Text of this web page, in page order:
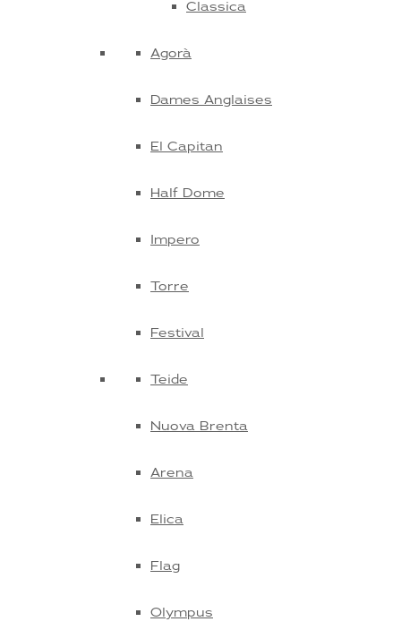
Classica
Agorà
Dames Anglaises
El Capitan
Half Dome
Impero
Torre
Festival
Teide
Nuova Brenta
Arena
Elica
Flag
Olympus